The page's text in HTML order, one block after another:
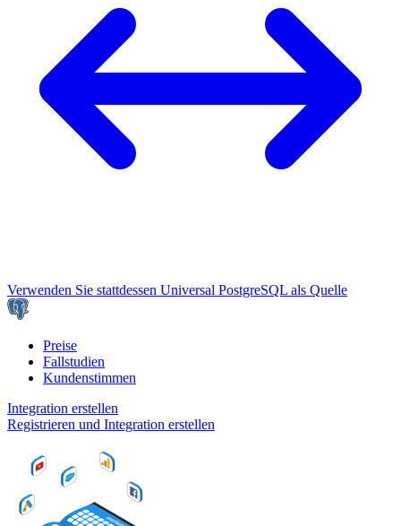
Verwenden Sie stattdessen Universal PostgreSQL als Quelle
Preise
Fallstudien
Kundenstimmen
Integration erstellen
Registrieren und Integration erstellen